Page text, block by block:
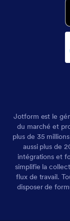
Jotform est le
du marché et
plus de 35
aussi plus de
intégrations et
simplifie la
flux de travail.
disposer de